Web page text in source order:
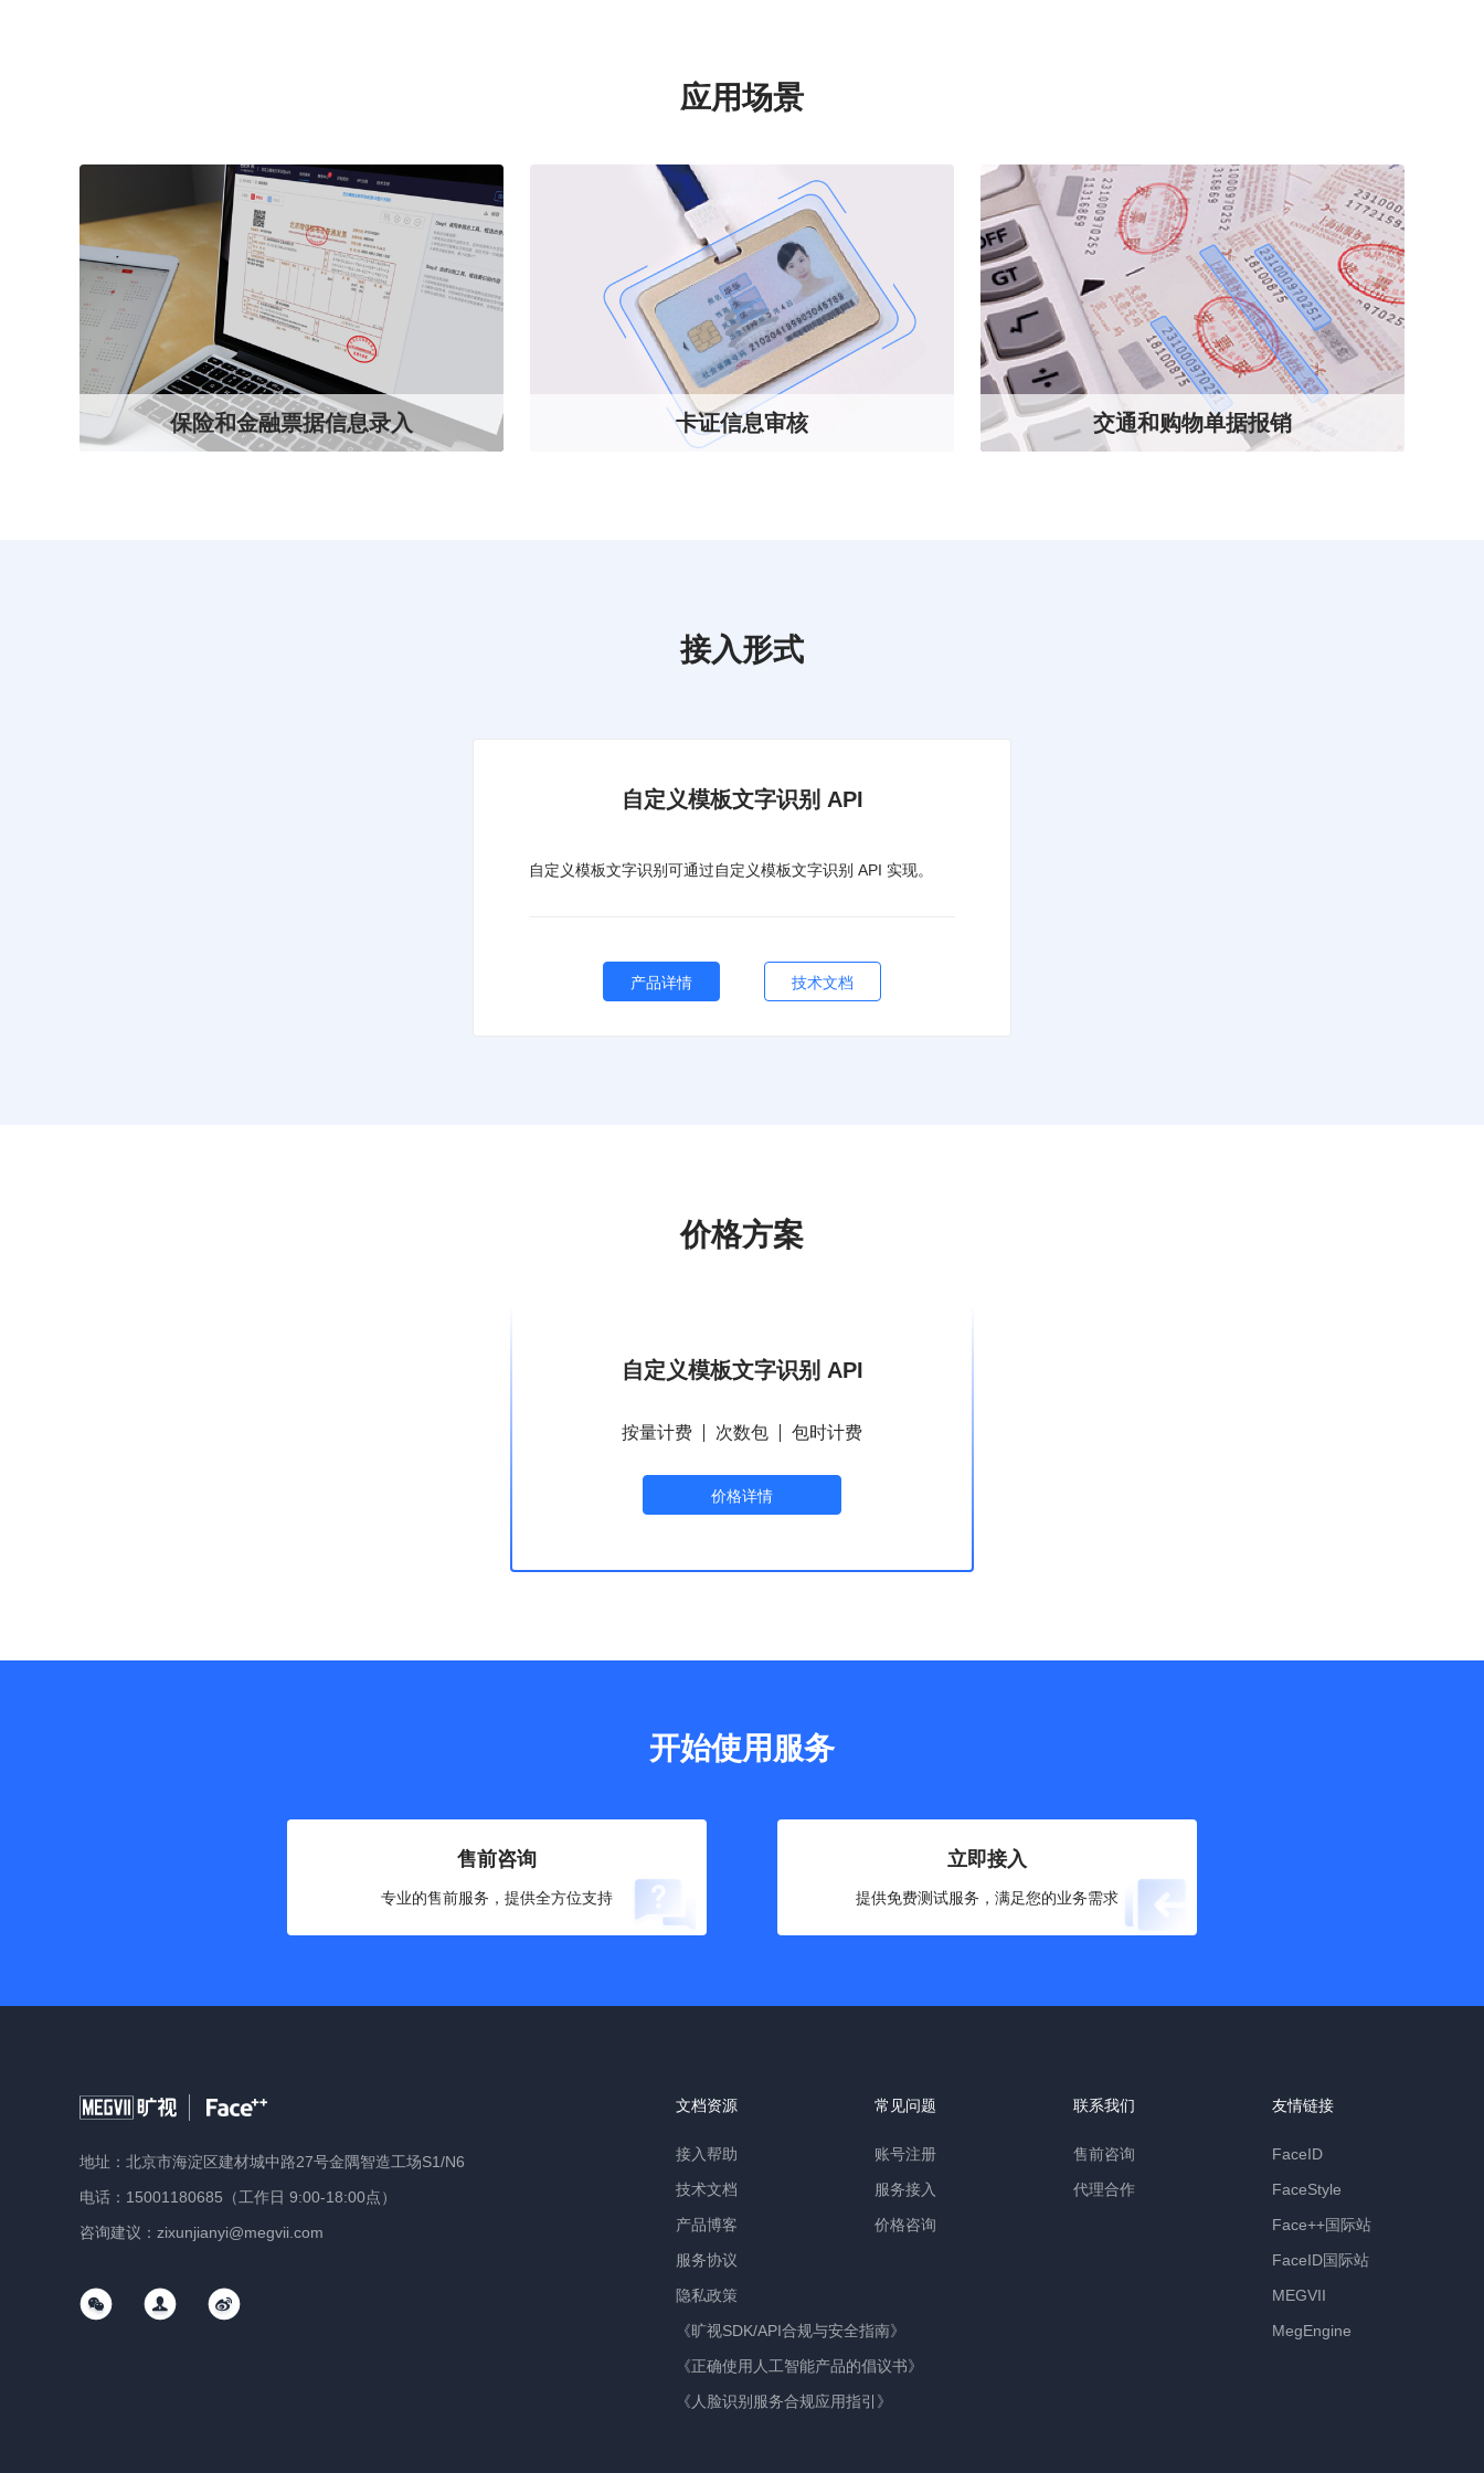
应用场景
保险和金融票据信息录入 卡证信息审核 交通和购物单据报销
接入形式
自定义模板文字识别 API
自定义模板文字识别可通过自定义模板文字识别 API 实现。
产品详情 技术文档
价格方案
自定义模板文字识别 API
按量计费 次数包 包时计费
价格详情
开始使用服务
售前咨询
专业的售前服务，提供全方位支持
立即接入
提供免费测试服务，满足您的业务需求
地址：北京市海淀区建材城中路27号金隅智造工场S1/N6
电话：15001180685（工作日 9:00-18:00点）
咨询建议：zixunjianyi@megvii.com
文档资源
接入帮助
技术文档
产品博客
服务协议
隐私政策
《旷视SDK/API合规与安全指南》
《正确使用人工智能产品的倡议书》
《人脸识别服务合规应用指引》
常见问题
账号注册
服务接入
价格咨询
联系我们
售前咨询
代理合作
友情链接
FaceID
FaceStyle
Face++国际站
FaceID国际站
MEGVII
MegEngine